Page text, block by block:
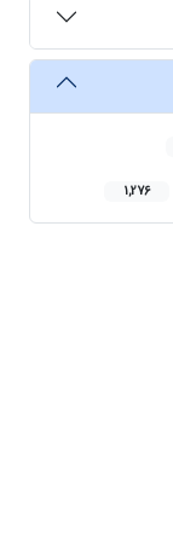
1,276